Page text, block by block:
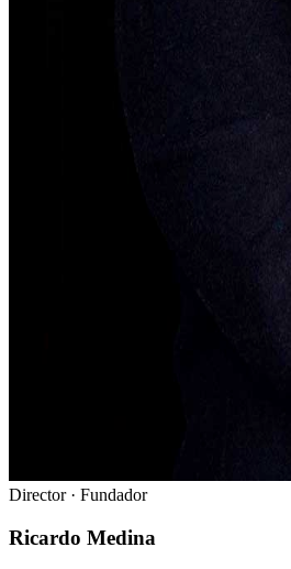
Director · Fundador
Ricardo Medina